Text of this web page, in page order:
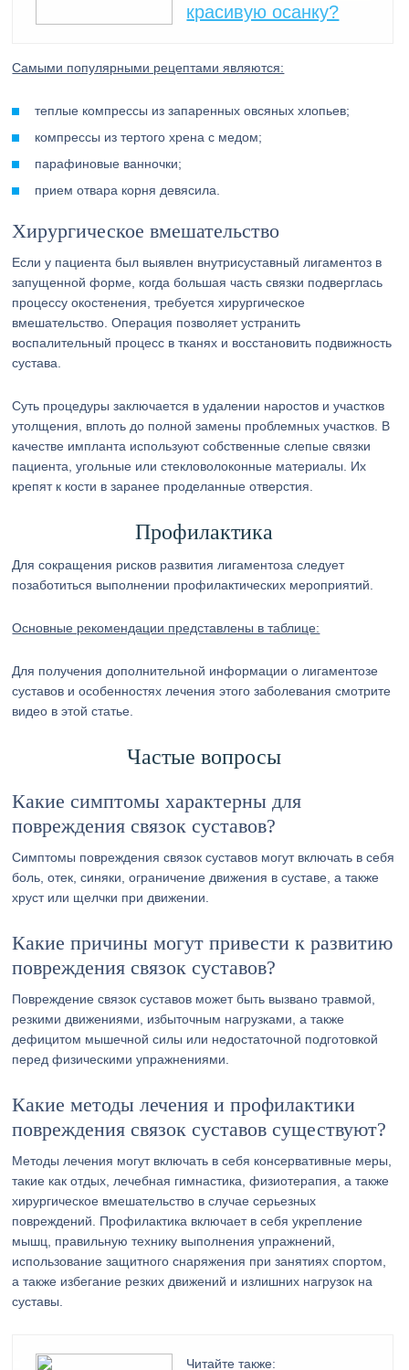
красивую осанку?
Самыми популярными рецептами являются:
теплые компрессы из запаренных овсяных хлопьев;
компрессы из тертого хрена с медом;
парафиновые ванночки;
прием отвара корня девясила.
Хирургическое вмешательство
Если у пациента был выявлен внутрисуставный лигаментоз в
запущенной форме, когда большая часть связки подверглась
процессу окостенения, требуется хирургическое
вмешательство. Операция позволяет устранить
воспалительный процесс в тканях и восстановить подвижность
сустава.
Суть процедуры заключается в удалении наростов и участков
утолщения, вплоть до полной замены проблемных участков. В
качестве импланта используют собственные слепые связки
пациента, угольные или стекловолоконные материалы. Их
крепят к кости в заранее проделанные отверстия.
Профилактика
Для сокращения рисков развития лигаментоза следует
позаботиться выполнении профилактических мероприятий.
Основные рекомендации представлены в таблице:
Для получения дополнительной информации о лигаментозе
суставов и особенностях лечения этого заболевания смотрите
видео в этой статье.
Частые вопросы
Какие симптомы характерны для
повреждения связок суставов?
Симптомы повреждения связок суставов могут включать в себя
боль, отек, синяки, ограничение движения в суставе, а также
хруст или щелчки при движении.
Какие причины могут привести к развитию
повреждения связок суставов?
Повреждение связок суставов может быть вызвано травмой,
резкими движениями, избыточным нагрузками, а также
дефицитом мышечной силы или недостаточной подготовкой
перед физическими упражнениями.
Какие методы лечения и профилактики
повреждения связок суставов существуют?
Методы лечения могут включать в себя консервативные меры,
такие как отдых, лечебная гимнастика, физиотерапия, а также
хирургическое вмешательство в случае серьезных
повреждений. Профилактика включает в себя укрепление
мышц, правильную технику выполнения упражнений,
использование защитного снаряжения при занятиях спортом,
а также избегание резких движений и излишних нагрузок на
суставы.
Читайте также: